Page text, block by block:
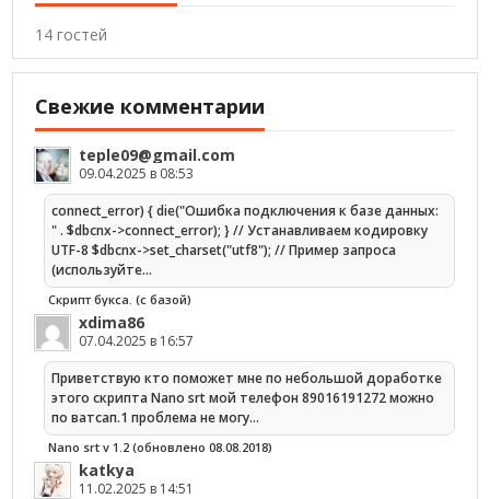
14 гостей
Свежие комментарии
teple09@gmail.com
09.04.2025 в 08:53
connect_error) { die("Ошибка подключения к базе данных:
" . $dbcnx->connect_error); } // Устанавливаем кодировку
UTF-8 $dbcnx->set_charset("utf8"); // Пример запроса
(используйте…
Скрипт букса. (с базой)
xdima86
07.04.2025 в 16:57
Приветствую кто поможет мне по небольшой доработке
этого скрипта Nano srt мой телефон 89016191272 можно
по ватсап.1 проблема не могу…
Nano srt v 1.2 (обновлено 08.08.2018)
katkya
11.02.2025 в 14:51